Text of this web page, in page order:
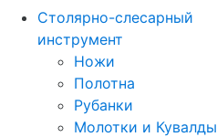
Столярно-слесарный
инструмент
Ножи
Полотна
Рубанки
Молотки и Кувалды